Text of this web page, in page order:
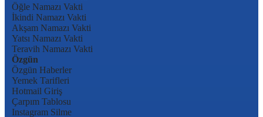
Öğle Namazı Vakti
İkindi Namazı Vakti
Akşam Namazı Vakti
Yatsı Namazı Vakti
Teravih Namazı Vakti
Özgün
Özgün Haberler
Yemek Tarifleri
Hotmail Giriş
Çarpım Tablosu
Instagram Silme